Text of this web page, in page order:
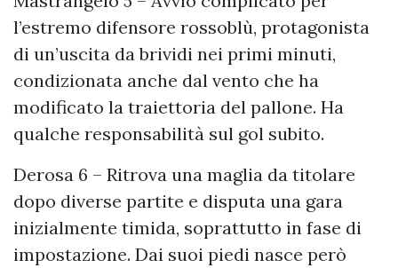
l’estremo difensore rossoblù, protagonista
di un’uscita da brividi nei primi minuti,
condizionata anche dal vento che ha
modificato la traiettoria del pallone. Ha
qualche responsabilità sul gol subito.
Derosa 6 – Ritrova una maglia da titolare
dopo diverse partite e disputa una gara
inizialmente timida, soprattutto in fase di
impostazione. Dai suoi piedi nasce però